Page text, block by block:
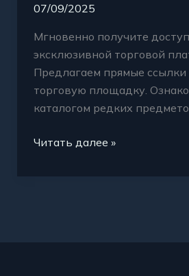
07/09/2025
Мгновенно получите
эксклюзивной торговой
Предлагаем прямые
торговую площадку.
каталогом редких
Читать далее »